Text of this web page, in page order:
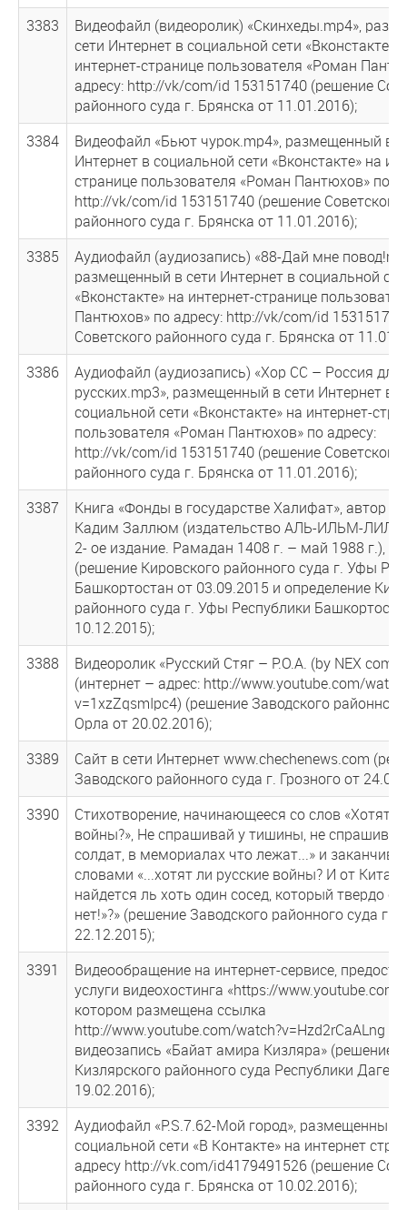
3383
Видеофайл (видеоролик) «Скинхеды.mp4»,
сети Интернет в социальной сети «Вконстакте»
интернет-странице пользователя «Роман
адресу: http://vk/com/id 153151740 (решение
районного суда г. Брянска от 11.01.2016);
3384
Видеофайл «Бьют чурок.mp4», размещенный в
Интернет в социальной сети «Вконстакте» на
странице пользователя «Роман Пантюхов» по
http://vk/com/id 153151740 (решение Советского
районного суда г. Брянска от 11.01.2016);
3385
Аудиофайл (аудиозапись) «88-Дай мне
размещенный в сети Интернет в социальной
«Вконстакте» на интернет-странице
Пантюхов» по адресу: http://vk/com/id
Советского районного суда г. Брянска от
3386
Аудиофайл (аудиозапись) «Хор СС – Россия для
русских.mp3», размещенный в сети Интернет в
социальной сети «Вконстакте» на интернет-
пользователя «Роман Пантюхов» по адресу:
http://vk/com/id 153151740 (решение Советского
районного суда г. Брянска от 11.01.2016);
3387
Книга «Фонды в государстве Халифат», автор -
Кадим Заллюм (издательство АЛЬ-ИЛЬМ-
2- ое издание. Рамадан 1408 г. – май 1988 г.),
(решение Кировского районного суда г. Уфы
Башкортостан от 03.09.2015 и определение
районного суда г. Уфы Республики
10.12.2015);
3388
Видеоролик «Русский Стяг – Р.О.А. (by NEX
(интернет – адрес: http://www.youtube.com/
v=1xzZqsmIpc4) (решение Заводского районного
Орла от 20.02.2016);
3389
Сайт в сети Интернет www.chechenews.com
Заводского районного суда г. Грозного от
3390
Стихотворение, начинающееся со слов «Хотят
войны?», Не спрашивай у тишины, не спрашивай
солдат, в мемориалах что лежат...» и
словами «...хотят ли русские войны? И от
найдется ль хоть один сосед, который твердо
нет!»?» (решение Заводского районного суда г.
22.12.2015);
3391
Видеообращение на интернет-сервисе,
услуги видеохостинга «https://
котором размещена ссылка
http://www.youtube.com/watch?v=Hzd2rCaALng
видеозапись «Байат амира Кизляра» (решение
Кизлярского районного суда Республики
19.02.2016);
3392
Аудиофайл «P.S.7.62-Moй город», размещенный в
социальной сети «В Контакте» на интернет
адресу http://vk.com/id4179491526 (решение
районного суда г. Брянска от 10.02.2016);